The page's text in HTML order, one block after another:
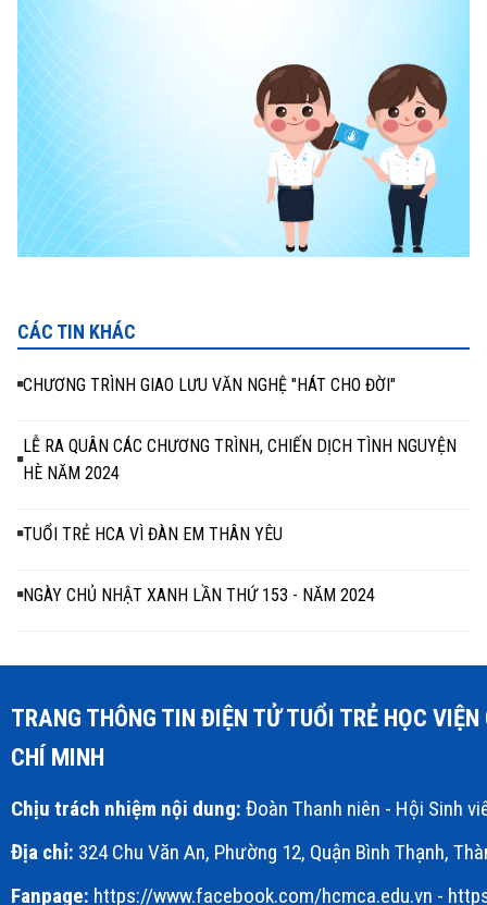
CÁC TIN KHÁC
CHƯƠNG TRÌNH GIAO LƯU VĂN NGHỆ "HÁT CHO ĐỜI"
LỄ RA QUÂN CÁC CHƯƠNG TRÌNH, CHIẾN DỊCH TÌNH NGUYỆN
HÈ NĂM 2024
TUỔI TRẺ HCA VÌ ĐÀN EM THÂN YÊU
NGÀY CHỦ NHẬT XANH LẦN THỨ 153 - NĂM 2024
TRANG THÔNG TIN ĐIỆN TỬ TUỔI TRẺ HỌC
CHÍ MINH
Chịu trách nhiệm nội dung: Đoàn Thanh niên - Hội Sinh
Địa chỉ: 324 Chu Văn An, Phường 12, Quận Bình Thạnh,
Fanpage: https://www.facebook.com/hcmca.edu.vn -